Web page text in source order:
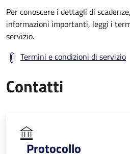
Per conoscere i dettagli di
informazioni importanti, leggi i
servizio.
Termini e condizioni di servizio
Contatti
Protocollo